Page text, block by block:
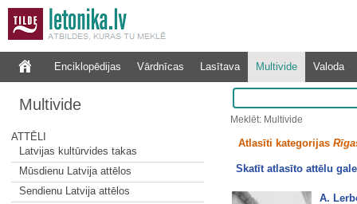
Enciklopēdijas Vārdnīcas Lasītava Multivide Valoda
Multivide
ATTĒLI
Latvijas kultūrvides takas
Mūsdienu Latvija attēlos
Sendienu Latvija attēlos
Meklēt: Multivide
Atlasīti kategorijas
Skatīt atlasīto attēlu
A.